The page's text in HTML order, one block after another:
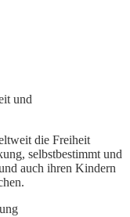
und
die Freiheit
selbstbestimmt und
auch ihren Kindern